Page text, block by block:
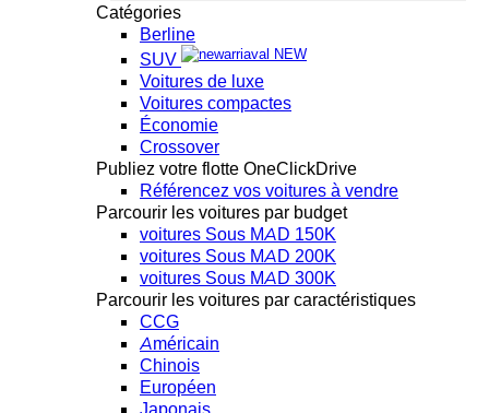
Catégories
Berline
SUV
NEW
Voitures de luxe
Voitures compactes
Économie
Crossover
Publiez votre flotte OneClickDrive
Référencez vos voitures à vendre
Parcourir les voitures par budget
voitures Sous MAD 150K
voitures Sous MAD 200K
voitures Sous MAD 300K
Parcourir les voitures par caractéristiques
CCG
Américain
Chinois
Européen